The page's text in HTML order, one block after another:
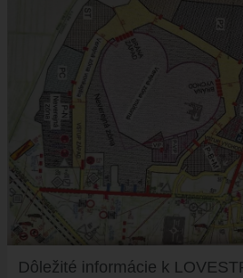
REFERÁTY
Dôležité informácie k